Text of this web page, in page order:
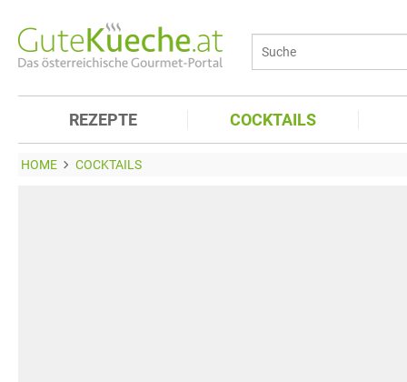
REZEPTE COCKTAILS
HOME COCKTAILS